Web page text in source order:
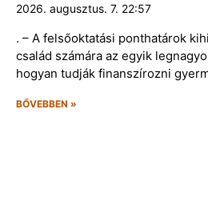
2026. augusztus. 7. 22:57
. – A felsőoktatási ponthatárok
család számára az egyik
hogyan tudják finanszírozni
BŐVEBBEN »